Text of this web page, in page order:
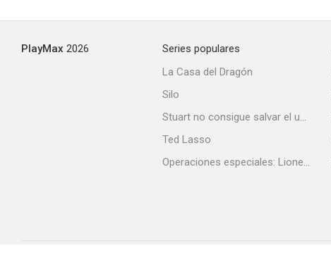
PlayMax 2026
Series populares
La Casa del Dragón
Silo
Stuart no consigue salvar el universo
Ted Lasso
Operaciones especiales: Lioness